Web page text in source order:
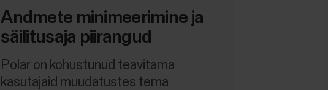
Andmete minimeerimine ja
säilitusaja piirangud
Polar on kohustunud teavitama
kasutajaid muudatustes tema